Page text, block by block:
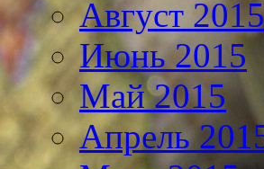
Август 2015
Июнь 2015
Май 2015
Апрель